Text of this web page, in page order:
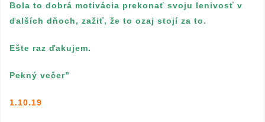
Bola to dobrá motivácia prekonať svoju lenivosť v
ďalších dňoch, zažiť, že to ozaj stojí za to.
Ešte raz ďakujem.
Pekný večer”
1.10.19